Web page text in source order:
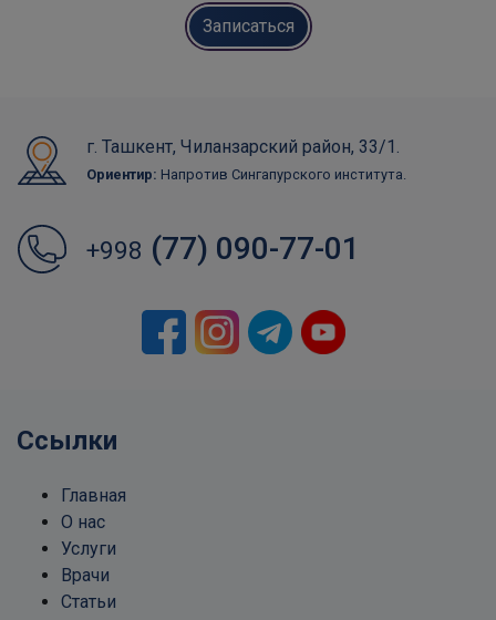
Записаться
г. Ташкент, Чиланзарский район, 33/1.
Ориентир: Напротив Сингапурского института.
+998 (77) 090-77-01
Ссылки
Главная
О нас
Услуги
Врачи
Статьи